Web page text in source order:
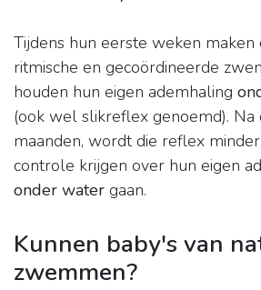
Tijdens hun eerste weken maken
ritmische en gecoördineerde
houden hun eigen ademhaling
(ook wel slikreflex genoemd). Na
maanden, wordt die reflex
controle krijgen over hun eigen
onder water gaan.
Kunnen baby's van
zwemmen?